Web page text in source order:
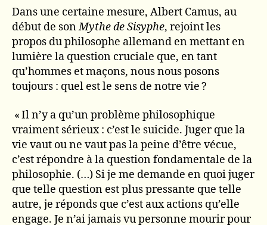
Dans une certaine mesure, Albert Camus, au
début de sonMythe de Sisyphe, rejoint les
propos du philosophe allemand en mettant en
lumière la question cruciale que, en tant
qu’hommes et maçons, nous nous posons
toujours : quel est le sens de notre vie ?
« Il n’y a qu’un problème philosophique
vraiment sérieux : c’est le suicide. Juger que la
vie vaut ou ne vaut pas la peine d’être vécue,
c’est répondre à la question fondamentale de la
philosophie. (…) Si je me demande en quoi juger
que telle question est plus pressante que telle
autre, je réponds que c’est aux actions qu’elle
engage. Je n’ai jamais vu personne mourir pour